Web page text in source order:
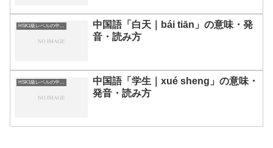
中国語「白天｜bái tiān」の意味・発
音・読み方
中国語「学生｜xué sheng」の意味・
発音・読み方